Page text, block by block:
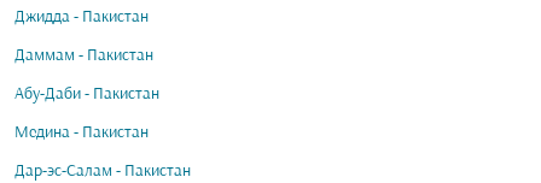
Джидда - Пакистан
Даммам - Пакистан
Абу-Даби - Пакистан
Медина - Пакистан
Дар-эс-Салам - Пакистан